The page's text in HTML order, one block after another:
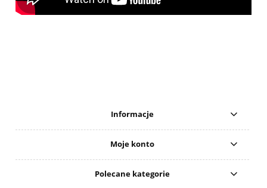
Informacje
Moje konto
Polecane kategorie